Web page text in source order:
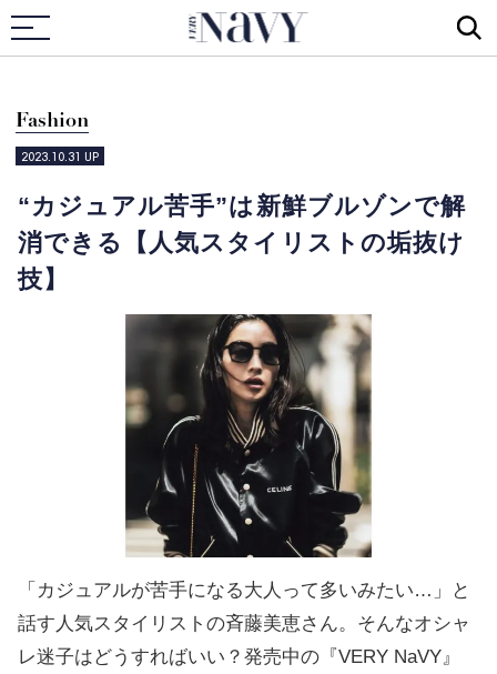
VERY NAVY
Fashion
2023.10.31 UP
“カジュアル苦手”は新鮮ブルゾンで解
消できる【人気スタイリストの垢抜け
技】
「カジュアルが苦手になる大人って多いみたい…」と
話す人気スタイリストの斉藤美恵さん。そんなオシャ
レ迷子はどうすればいい？発売中の『VERY NaVY』